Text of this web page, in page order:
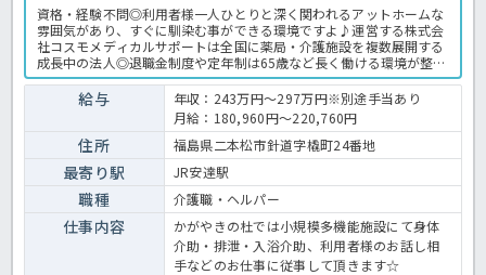
資格・経験不問◎利用者様一人ひとりと深く関われるアットホームな
雰囲気があり、すぐに馴染む事ができる環境ですよ♪運営する株式会
社コスモメディカルサポートは全国に薬局・介護施設を複数展開する
成長中の法人◎退職金制度や定年制は65歳など長く働ける環境が整っ
ていますよ。ご興味をお持ちの方は、お気軽にほっ介護までお問い合
わせ下さい。小多機での介護業務全般です。 ＜介護職 正職員 小規
模多機能の求人＞
給与
年収：243万円～297万円※別途手当あり
月給：180,960円～220,760円
住所 福島県二本松市針道字橇町24番地
最寄り駅 JR安達駅
職種 介護職・ヘルパー
仕事内容
かがやきの杜では小規模多機能施設にて身体
介助・排泄・入浴介助、利用者様のお話し相
手などのお仕事に従事して頂きます☆